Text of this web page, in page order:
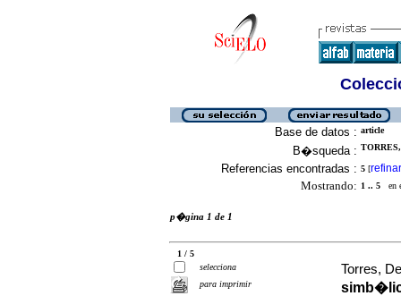
Base de datos : article
B�squeda :
Referencias encontradas : 5 [refinar
Mostrando: 1 .. 5 en
p�gina 1 de 1
1 / 5
selecciona
para imprimir
Torres,